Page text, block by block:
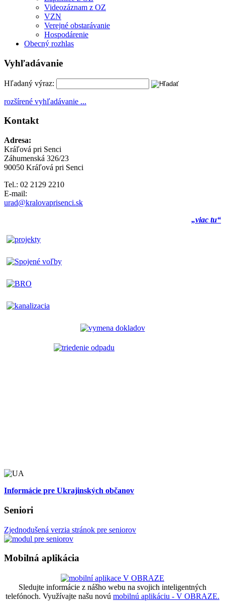
Videozáznam z OZ
VZN
Verejné obstarávanie
Hospodárenie
Obecný rozhlas
Vyhľadávanie
Hľadaný výraz:
rozšírené vyhľadávanie ...
Kontakt
Adresa:
Kráľová pri Senci
Záhumenská 326/23
90050 Kráľová pri Senci
Tel.: 02 2129 2210
E-mail:
urad@kralovaprisenci.sk
„viac tu“
Informácie pre Ukrajinských občanov
Seniori
Zjednodušená verzia stránok pre seniorov
Mobilná aplikácia
Sledujte informácie z nášho webu na svojich inteligentných
telefónoch. Využívajte našu novú mobilnú aplikáciu - V OBRAZE.